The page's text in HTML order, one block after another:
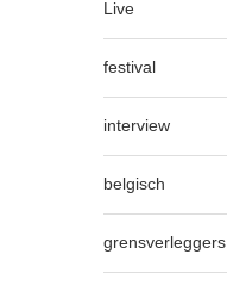
Live
festival
interview
belgisch
grensverleggers